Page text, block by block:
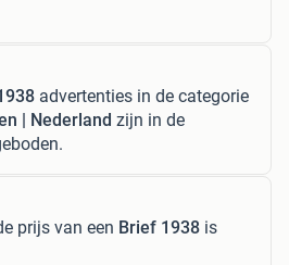
advertenties in de categorie
| Nederland zijn in de
prijs van een Brief 1938 is